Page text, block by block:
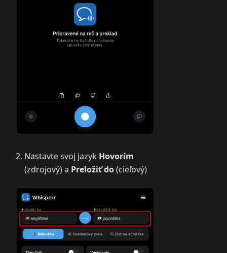
Nastavte svoj jazyk Hovorím
(zdrojový) a Preložiť do(cieľový)